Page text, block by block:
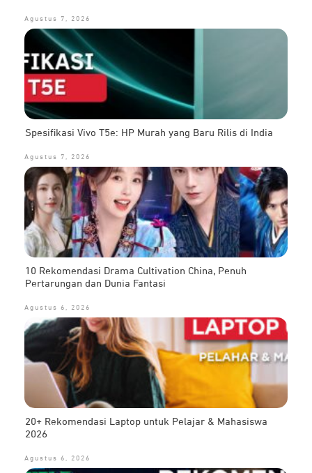
Agustus 7, 2026
Spesifikasi Vivo T5e: HP Murah yang Baru Rilis di India
Agustus 7, 2026
10 Rekomendasi Drama Cultivation China, Penuh
Pertarungan dan Dunia Fantasi
Agustus 6, 2026
20+ Rekomendasi Laptop untuk Pelajar & Mahasiswa
2026
Agustus 6, 2026